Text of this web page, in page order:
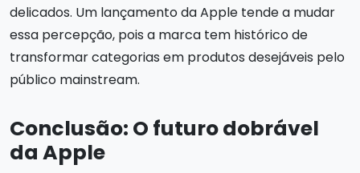
delicados. Um lançamento da Apple tende a mudar
essa percepção, pois a marca tem histórico de
transformar categorias em produtos desejáveis pelo
público mainstream.
Conclusão: O futuro dobrável
da Apple